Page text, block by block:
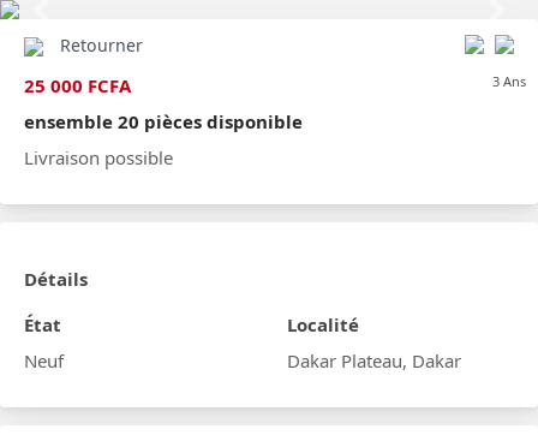
Retourner
25 000 FCFA 3 Ans
ensemble 20 pièces disponible
Livraison possible
Détails
État
Neuf
Localité
Dakar Plateau, Dakar